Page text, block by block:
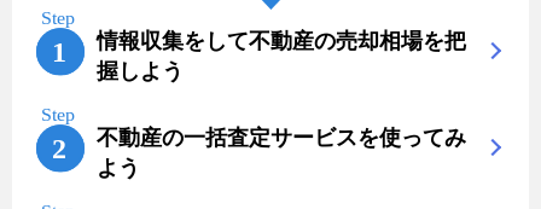
情報収集をして不動産の売却相場を把
握しよう
不動産の一括査定サービスを使ってみ
よう